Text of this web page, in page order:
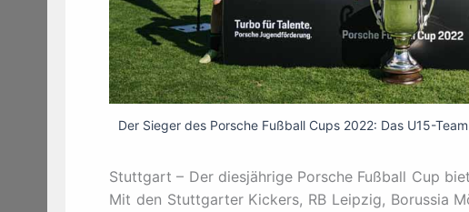
Der Sieger des Porsche Fußball Cups 2022: Das U15-
Stuttgart – Der diesjährige Porsche Fußball Cup
Mit den Stuttgarter Kickers, RB Leipzig, Borussia